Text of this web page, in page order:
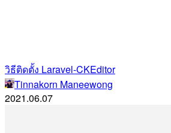
วิธีติดตั้ง Laravel-CKEditor
Tinnakorn Maneewong
2021.06.07